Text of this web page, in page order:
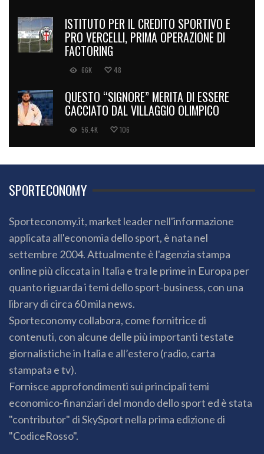
ISTITUTO PER IL CREDITO SPORTIVO E
PRO VERCELLI, PRIMA OPERAZIONE DI
FACTORING
66K 48
QUESTO “SIGNORE” MERITA DI ESSERE
CACCIATO DAL VILLAGGIO OLIMPICO
56.4K 106
SPORTECONOMY
Sporteconomy.it, market leader nell'informazione
applicata all'economia dello sport, è nata nel
settembre 2004. Attualmente è l'agenzia stampa
online più cliccata in Italia e tra le prime in Europa per
quanto riguarda i temi dello sport-business, con una
library di circa 60 mila news.
Sporteconomy collabora, come fornitrice di
contenuti, con alcune delle più importanti testate
giornalistiche in Italia e all’estero (radio, carta
stampata e tv).
Fornisce approfondimenti sui principali temi
economico-finanziari del mondo dello sport ed è stata
"contributor" di SkySport nella prima edizione di
"CodiceRosso".